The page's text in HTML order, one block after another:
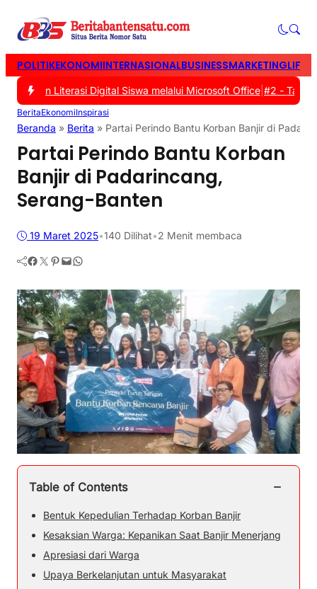
POLITIKEKONOMIINTERNASIONALBUSINESSMARKETING
Literasi Digital Siswa melalui Microsoft Office|#2 -
BeritaEkonomiInspirasi
Beranda » Berita » Partai Perindo Bantu Korban Banjir di
Partai Perindo Bantu Korban
Banjir di Padarincang,
Serang-Banten
19 Maret 2025•140 Dilihat•2 Menit membaca
Facebook Twitter Pinterest Mail WhatsApp
Table of Contents −
Bentuk Kepedulian Terhadap Korban Banjir
Kesaksian Warga: Kepanikan Saat Banjir Menerjang
Apresiasi dari Warga
Upaya Berkelanjutan untuk Masyarakat